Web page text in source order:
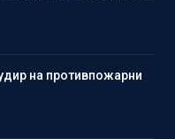
на противпожарни